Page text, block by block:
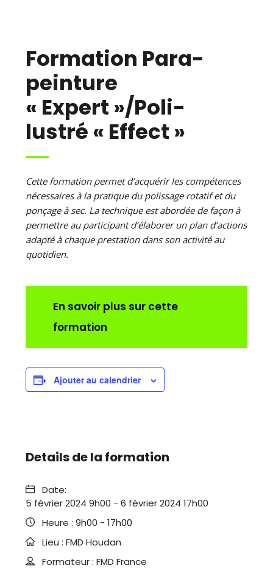
Formation Para-
peinture
« Expert »/Poli-
lustré « Effect »
Cette formation permet d’acquérir les compétences
nécessaires à la pratique du polissage rotatif et du
ponçage à sec. La technique est abordée de façon à
permettre au participant d’élaborer un plan d’actions
adapté à chaque prestation dans son activité au
quotidien.
En savoir plus sur cette
formation
Ajouter au calendrier
Details de la formation
Date:
5 février 2024 9h00 -6 février 2024 17h00
Heure : 9h00 - 17h00
Lieu : FMD Houdan
Formateur : FMD France